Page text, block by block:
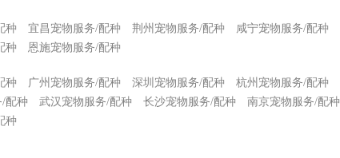
种 宜昌宠物服务/配种 荆州宠物服务/配种
咸宁宠物服务/配种
种 恩施宠物服务/配种
种 广州宠物服务/配种 深圳宠物服务/配种
杭州宠物服务/配种
配种 武汉宠物服务/配种 长沙宠物服务/配种
南京宠物服务/配种
种